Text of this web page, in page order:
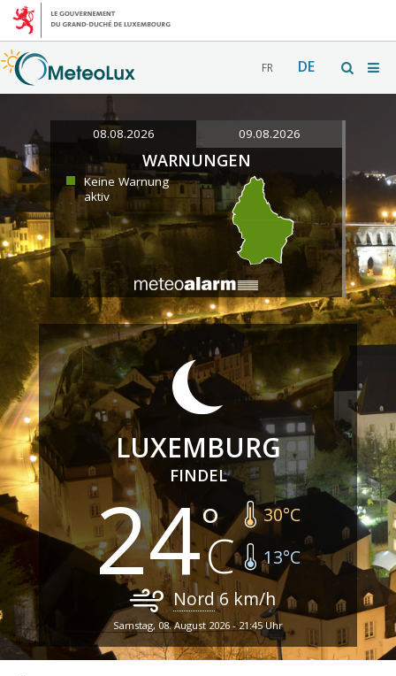
FR DE
08.08.2026 09.08.2026
WARNUNGEN
Keine Warnung
aktiv
LUXEMBURG
FINDEL
24 30°C
13°C
Nord6 km/h
Samstag, 08. August 2026 - 21:45 Uhr